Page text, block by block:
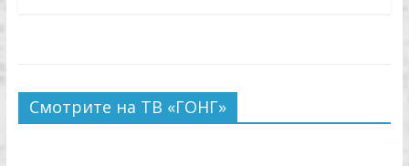
Смотрите на ТВ «ГОНГ»